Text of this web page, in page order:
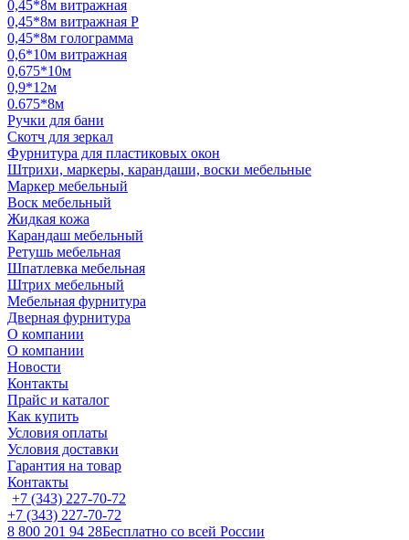
0,45*8м витражная
0,45*8м витражная Р
0,45*8м голограмма
0,6*10м витражная
0,675*10м
0,9*12м
0.675*8м
Ручки для бани
Скотч для зеркал
Фурнитура для пластиковых окон
Штрихи, маркеры, карандаши, воски мебельные
Маркер мебельный
Воск мебельный
Жидкая кожа
Карандаш мебельный
Ретушь мебельная
Шпатлевка мебельная
Штрих мебельный
Мебельная фурнитура
Дверная фурнитура
О компании
О компании
Новости
Контакты
Прайс и каталог
Как купить
Условия оплаты
Условия доставки
Гарантия на товар
Контакты
+7 (343) 227-70-72
+7 (343) 227-70-72
8 800 201 94 28Бесплатно со всей России